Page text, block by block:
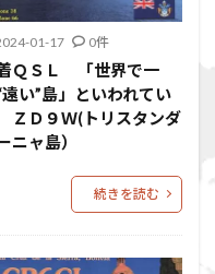
01-17 0件
ＱＳＬ 「世界で一
遠い”島」といわれてい
Ｄ９Ｗ(トリスタンダ
ニャ島）
続きを読む